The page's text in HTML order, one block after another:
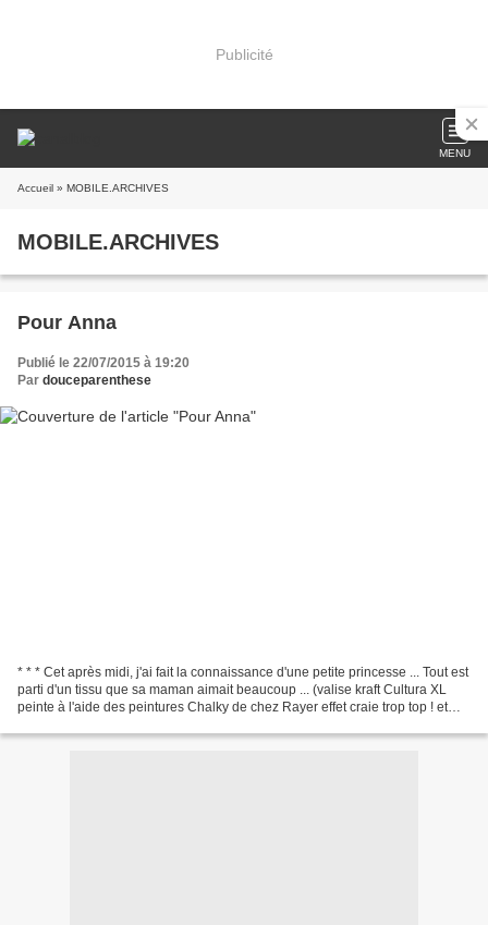
Publicité
MENU
Accueil » MOBILE.ARCHIVES
MOBILE.ARCHIVES
Pour Anna
Publié le 22/07/2015 à 19:20
Par douceparenthese
* * * Cet après midi, j'ai fait la connaissance d'une petite princesse ... Tout est
parti d'un tissu que sa maman aimait beaucoup ... (valise kraft Cultura XL
peinte à l'aide des peintures Chalky de chez Rayer effet craie trop top ! et